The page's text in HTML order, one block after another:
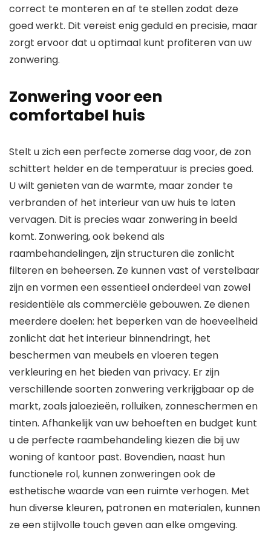
correct te monteren en af te stellen zodat deze
goed werkt. Dit vereist enig geduld en precisie, maar
zorgt ervoor dat u optimaal kunt profiteren van uw
zonwering.
Zonwering voor een
comfortabel huis
Stelt u zich een perfecte zomerse dag voor, de zon
schittert helder en de temperatuur is precies goed.
U wilt genieten van de warmte, maar zonder te
verbranden of het interieur van uw huis te laten
vervagen. Dit is precies waar zonwering in beeld
komt. Zonwering, ook bekend als
raambehandelingen, zijn structuren die zonlicht
filteren en beheersen. Ze kunnen vast of verstelbaar
zijn en vormen een essentieel onderdeel van zowel
residentiële als commerciële gebouwen. Ze dienen
meerdere doelen: het beperken van de hoeveelheid
zonlicht dat het interieur binnendringt, het
beschermen van meubels en vloeren tegen
verkleuring en het bieden van privacy. Er zijn
verschillende soorten zonwering verkrijgbaar op de
markt, zoals jaloezieën, rolluiken, zonneschermen en
tinten. Afhankelijk van uw behoeften en budget kunt
u de perfecte raambehandeling kiezen die bij uw
woning of kantoor past. Bovendien, naast hun
functionele rol, kunnen zonweringen ook de
esthetische waarde van een ruimte verhogen. Met
hun diverse kleuren, patronen en materialen, kunnen
ze een stijlvolle touch geven aan elke omgeving.